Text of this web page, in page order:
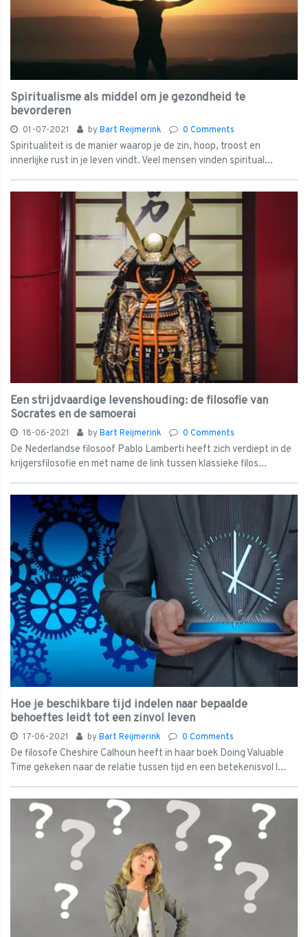
Spiritualisme als middel om je gezondheid te
bevorderen
01-07-2021 by Bart Reijmerink 0 Comments
Spiritualiteit is de manier waarop je de zin, hoop, troost en
innerlijke rust in je leven vindt. Veel mensen vinden spiritual...
Een strijdvaardige levenshouding: de filosofie van
Socrates en de samoerai
18-06-2021 by Bart Reijmerink 0 Comments
De Nederlandse filosoof Pablo Lamberti heeft zich verdiept in de
krijgersfilosofie en met name de link tussen klassieke filos...
Hoe je beschikbare tijd indelen naar bepaalde
behoeftes leidt tot een zinvol leven
17-06-2021 by Bart Reijmerink 0 Comments
De filosofe Cheshire Calhoun heeft in haar boek Doing Valuable
Time gekeken naar de relatie tussen tijd en een betekenisvol l...